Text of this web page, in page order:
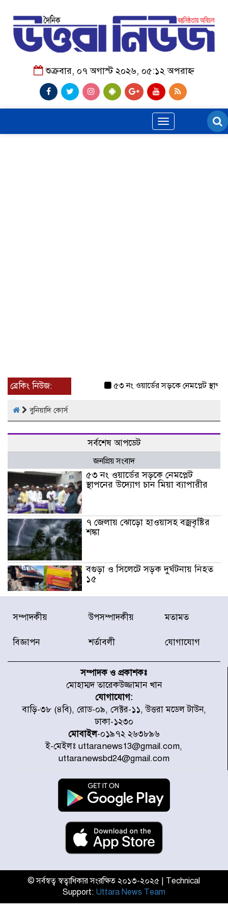
শুক্রবার, ০৭ অগাস্ট ২০২৬, ০৫:১২ অপরাহ্ন
Toggle
navigation
ব্রেকিং নিউজ: ৫৩ নং ওয়ার্ডের সড়কে নেমপ্লেট
বুনিয়াদি কোর্স
সর্বশেষ আপডেট
জনপ্রিয় সংবাদ
৫৩ নং ওয়ার্ডের সড়কে নেমপ্লেট
স্থাপনের উদ্যোগ চান মিয়া ব্যাপারীর
৭ জেলায় ঝোড়ো হাওয়াসহ বজ্রবৃষ্টির
শঙ্কা
বগুড়া ও সিলেটে সড়ক দুর্ঘটনায় নিহত
১৫
জুলাইয়ে দেশজুড়ে ৪৫৮টি সড়ক
হারিয়ে যাওয়া শিশুকে পরিবারের কাছে
ফিরিয়ে প্রশংসায় ভাসছেন খিলক্ষেত
থানার ওসি
আজ থেকে উন্মুক্ত ‘জুলাই গণঅভ্যুত্থান
স্মৃতি জাদুঘর
রাজধানীর উত্তরা আঞ্চলিক পাসপোর্ট
অফিসের সামনে দালাল চক্রের ১৩ জন
সদস্যকে বিভিন্ন মেয়াদে সাজা প্রদান
করেছে র‌্যাব-১
হরমুজ প্রণালি নিয়ে ওমানের সঙ্গে চুক্তি
চূড়ান্ত পর্যায়ে : ইরান
প্রত্যেক অপরাধীর বিচার এ দেশেই
চট্টগ্রামে জুলাই গণঅভ্যুত্থান দিবসে
প্রতিমন্ত্রী মীর হেলাল
আগামী ৫ দিন বৃষ্টির আভাস
সম্পাদকীয় উপসম্পাদকীয় মতামত
বিজ্ঞাপন শর্তাবলী যোগাযোগ
সম্পাদক ও প্রকাশকঃ
মোহাম্মদ তারেকউজ্জামান খান
যোগাযোগ:
বাড়ি-৩৮ (৪বি), রোড-০৯, সেক্টর-১১, উত্তরা মডেল টাউন,
ঢাকা-১২৩০
মোবাইল-০১৯৭২ ২৬৩৮৯৬
ই-মেইলঃ uttaranews13@gmail.com,
uttaranewsbd24@gmail.com
© সর্বস্বত্ব স্বত্বাধিকার সংরক্ষিত ২০১৩-২০২৫ | Technical
Support: Uttara News Team